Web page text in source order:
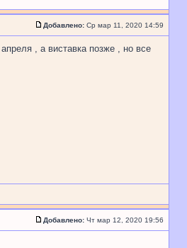
Добавлено: Ср мар 11, 2020 14:59
, а виставка позже , но все
Добавлено: Чт мар 12, 2020 19:56